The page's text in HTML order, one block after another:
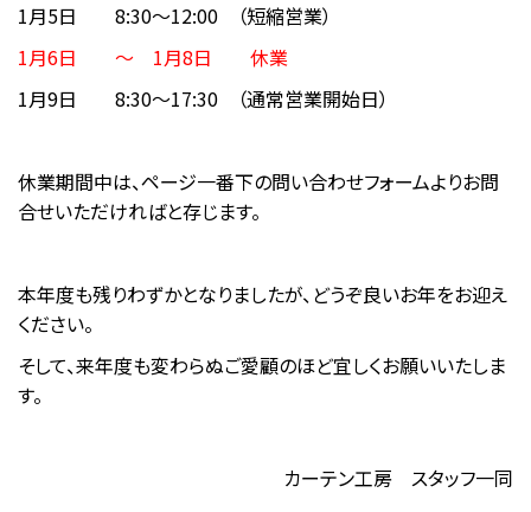
1月5日 8:30～12:00 （短縮営業）
1月6日 ～ 1月8日 休業
1月9日 8:30～17:30 （通常営業開始日）
休業期間中は、ページ一番下の問い合わせフォームよりお問
合せいただければと存じます。
本年度も残りわずかとなりましたが、どうぞ良いお年をお迎え
ください。
そして、来年度も変わらぬご愛顧のほど宜しくお願いいたしま
す。
カーテン工房 スタッフ一同